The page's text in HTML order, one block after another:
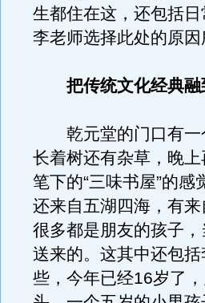
生都住在这，还包括
李老师选择此处的原因
把传统文化经典
乾元堂的门口有一
长着树还有杂草，晚
笔下的“三味书屋”的
还来自五湖四海，有
很多都是朋友的孩子
送来的。这其中还包
些，今年已经16岁了